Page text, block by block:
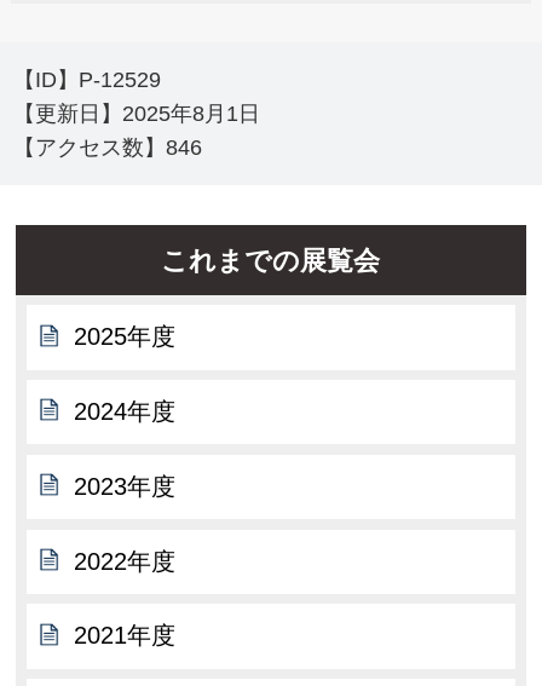
【ID】 P-12529
【更新日】 2025年8月1日
【アクセス数】846
これまでの展覧会
2025年度
2024年度
2023年度
2022年度
2021年度